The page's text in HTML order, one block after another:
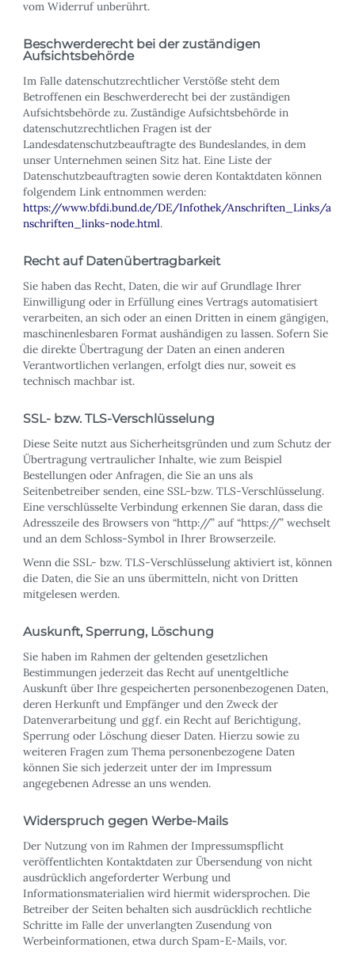
vom Widerruf unberührt.
Beschwerderecht bei der zuständigen
Aufsichtsbehörde
Im Falle datenschutzrechtlicher Verstöße steht dem
Betroffenen ein Beschwerderecht bei der zuständigen
Aufsichtsbehörde zu. Zuständige Aufsichtsbehörde in
datenschutzrechtlichen Fragen ist der
Landesdatenschutzbeauftragte des Bundeslandes, in dem
unser Unternehmen seinen Sitz hat. Eine Liste der
Datenschutzbeauftragten sowie deren Kontaktdaten können
folgendem Link entnommen werden:
https://www.bfdi.bund.de/DE/Infothek/Anschriften_Links/a
nschriften_links-node.html.
Recht auf Datenübertragbarkeit
Sie haben das Recht, Daten, die wir auf Grundlage Ihrer
Einwilligung oder in Erfüllung eines Vertrags automatisiert
verarbeiten, an sich oder an einen Dritten in einem gängigen,
maschinenlesbaren Format aushändigen zu lassen. Sofern Sie
die direkte Übertragung der Daten an einen anderen
Verantwortlichen verlangen, erfolgt dies nur, soweit es
technisch machbar ist.
SSL- bzw. TLS-Verschlüsselung
Diese Seite nutzt aus Sicherheitsgründen und zum Schutz der
Übertragung vertraulicher Inhalte, wie zum Beispiel
Bestellungen oder Anfragen, die Sie an uns als
Seitenbetreiber senden, eine SSL-bzw. TLS-Verschlüsselung.
Eine verschlüsselte Verbindung erkennen Sie daran, dass die
Adresszeile des Browsers von “http://” auf “https://” wechselt
und an dem Schloss-Symbol in Ihrer Browserzeile.
Wenn die SSL- bzw. TLS-Verschlüsselung aktiviert ist, können
die Daten, die Sie an uns übermitteln, nicht von Dritten
mitgelesen werden.
Auskunft, Sperrung, Löschung
Sie haben im Rahmen der geltenden gesetzlichen
Bestimmungen jederzeit das Recht auf unentgeltliche
Auskunft über Ihre gespeicherten personenbezogenen Daten,
deren Herkunft und Empfänger und den Zweck der
Datenverarbeitung und ggf. ein Recht auf Berichtigung,
Sperrung oder Löschung dieser Daten. Hierzu sowie zu
weiteren Fragen zum Thema personenbezogene Daten
können Sie sich jederzeit unter der im Impressum
angegebenen Adresse an uns wenden.
Widerspruch gegen Werbe-Mails
Der Nutzung von im Rahmen der Impressumspflicht
veröffentlichten Kontaktdaten zur Übersendung von nicht
ausdrücklich angeforderter Werbung und
Informationsmaterialien wird hiermit widersprochen. Die
Betreiber der Seiten behalten sich ausdrücklich rechtliche
Schritte im Falle der unverlangten Zusendung von
Werbeinformationen, etwa durch Spam-E-Mails, vor.